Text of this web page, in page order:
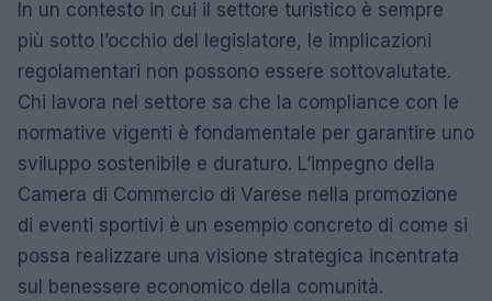
In un contesto in cui il settore turistico è sempre
più sotto l’occhio del legislatore, le implicazioni
regolamentari non possono essere sottovalutate.
Chi lavora nel settore sa che la compliance con le
normative vigenti è fondamentale per garantire uno
sviluppo sostenibile e duraturo. L’impegno della
Camera di Commercio di Varese nella promozione
di eventi sportivi è un esempio concreto di come si
possa realizzare una visione strategica incentrata
sul benessere economico della comunità.